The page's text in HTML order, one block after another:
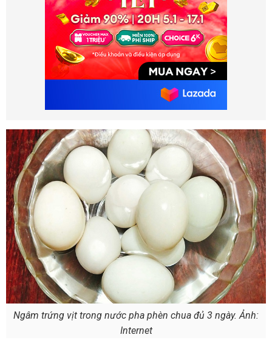
Ngâm trứng vịt trong nước pha phèn chua đủ 3 ngày. Ảnh:
Internet